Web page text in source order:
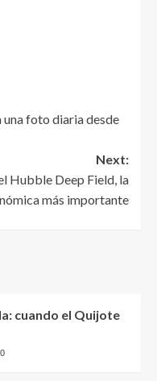
foto diaria desde
Next:
Hubble Deep Field, la
más importante
cuando el Quijote
0